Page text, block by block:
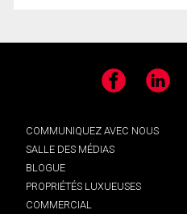
Facebook LinkedIn
COMMUNIQUEZ AVEC NOUS
SALLE DES MÉDIAS
BLOGUE
PROPRIÉTÉS LUXUEUSES
COMMERCIAL